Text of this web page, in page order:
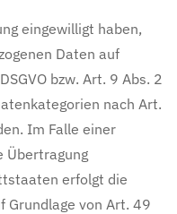
eingewilligt haben,
Daten auf
bzw. Art. 9 Abs. 2
nach Art.
Im Falle einer
Übertragung
erfolgt die
Grundlage von Art. 49